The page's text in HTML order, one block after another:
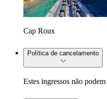
Cap Roux
Política de cancelamento
Estes ingressos não